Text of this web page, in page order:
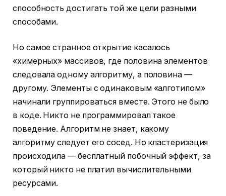
способность достигать той же цели разными
способами.
Но самое странное открытие касалось
«химерных» массивов, где половина элементов
следовала одному алгоритму, а половина —
другому. Элементы с одинаковым «алготипом»
начинали группироваться вместе. Этого не было
в коде. Никто не программировал такое
поведение. Алгоритм не знает, какому
алгоритму следует его сосед. Но кластеризация
происходила — бесплатный побочный эффект, за
который никто не платил вычислительными
ресурсами.